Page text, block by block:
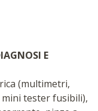
E
(multimetri,
tester fusibili),